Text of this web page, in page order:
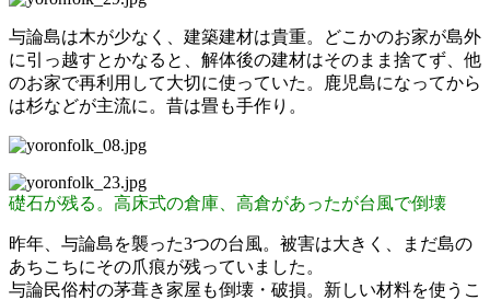
与論島は木が少なく、建築建材は貴重。どこかのお家が島外
に引っ越すとかなると、解体後の建材はそのまま捨てず、他
のお家で再利用して大切に使っていた。鹿児島になってから
は杉などが主流に。昔は畳も手作り。
礎石が残る。高床式の倉庫、高倉があったが台風で倒壊
昨年、与論島を襲った3つの台風。被害は大きく、まだ島の
あちこちにその爪痕が残っていました。
与論民俗村の茅葺き家屋も倒壊・破損。新しい材料を使うこ